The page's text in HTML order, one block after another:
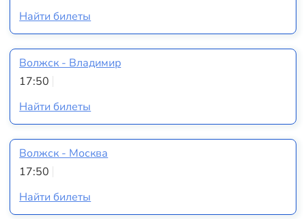
Найти билеты
Волжск - Владимир
17:50
Найти билеты
Волжск - Москва
17:50
Найти билеты